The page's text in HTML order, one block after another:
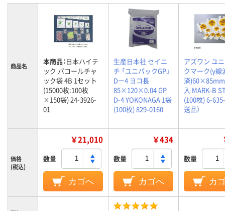
商品名 本商品：日本ハイテ
ック パコールチャ
ック袋 4B 1セット
(15000枚:100枚
×150袋) 24-3926-
01
生産日本社 セイニ
チ 「ユニパックGP」
Dー4 ヨコ長
85×120×0.04 GP
D-4 YOKONAGA 1袋
(100枚) 829-0160
アズワン ユ
クマーク(γ線
済
入 MARK-B
(100枚) 6-
送品）
価格
(税込)
￥21,010
数量
カゴへ
￥434
数量
カゴへ
数量
カ